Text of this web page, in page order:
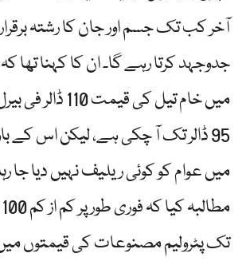
آخر کب تک جسم اور جان کا رشتہ
جدوجہد کرتا رہے گا۔ ان کا کہنا تھا
میں خام تیل کی
95 ڈالر تک آ چکی ہے، لیکن اس کے
میں عوام کو کوئی ریلیف نہیں دیا جا
تک پٹرولیم مصنوعات کی قیمتوں